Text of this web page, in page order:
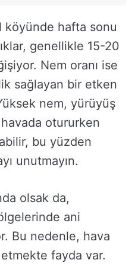
köyünde hafta sonu
genellikle 15-20
Nem oranı ise
sağlayan bir etken
nem, yürüyüş
otururken
bu yüzden
unutmayın.
olsak da,
ani
Bu nedenle, hava
fayda var.